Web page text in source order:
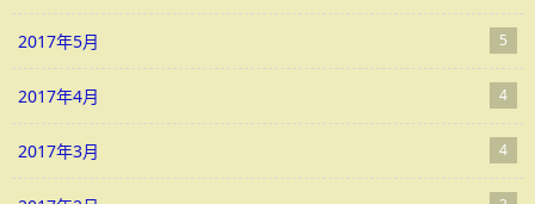
2017年5月 5
2017年4月 4
2017年3月 4